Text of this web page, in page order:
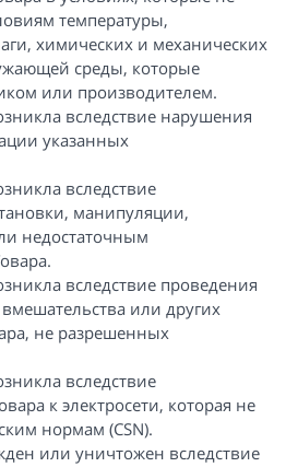
температуры,
химических и механических
среды, которые
или производителем.
вследствие нарушения
указанных
вследствие
манипуляции,
недостаточным
вследствие проведения
или других
не разрешенных
вследствие
к электросети, которая не
нормам (CSN).
или уничтожен вследствие